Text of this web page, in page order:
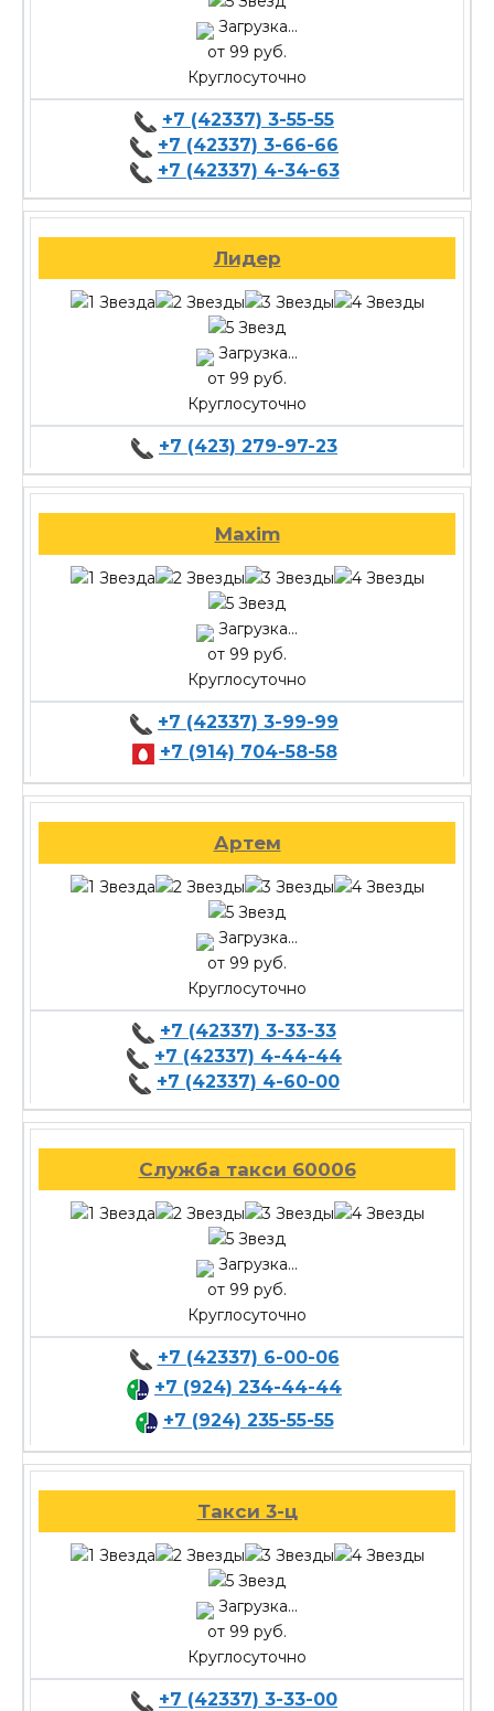
Загрузка...
от 99 руб.
Круглосуточно
+7 (42337) 3-55-55
+7 (42337) 3-66-66
+7 (42337) 4-34-63
Лидер
Загрузка...
от 99 руб.
Круглосуточно
+7 (423) 279-97-23
Maxim
Загрузка...
от 99 руб.
Круглосуточно
+7 (42337) 3-99-99
+7 (914) 704-58-58
Артем
Загрузка...
от 99 руб.
Круглосуточно
+7 (42337) 3-33-33
+7 (42337) 4-44-44
+7 (42337) 4-60-00
Служба такси 60006
Загрузка...
от 99 руб.
Круглосуточно
+7 (42337) 6-00-06
+7 (924) 234-44-44
+7 (924) 235-55-55
Такси 3-ц
Загрузка...
от 99 руб.
Круглосуточно
+7 (42337) 3-33-00